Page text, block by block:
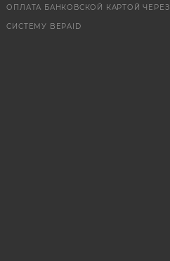
ОПЛАТА БАНКОВСКОЙ КАРТОЙ ЧЕРЕЗ
СИСТЕМУ BEPAID